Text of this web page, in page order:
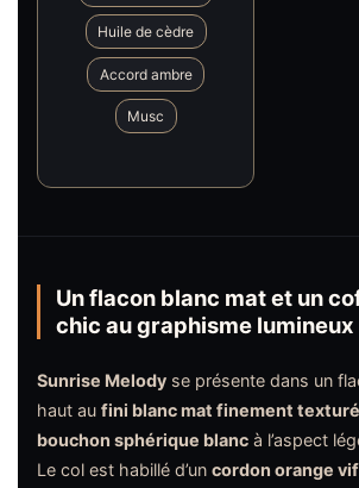
Huile de cèdre
Accord ambre
Musc
Un flacon blanc mat et un
chic au graphisme lumineux
Sunrise Melody se présente dans un
haut au fini blanc mat finement texturé
bouchon sphérique blanc à l’aspect
Le col est habillé d’un cordon orange vif